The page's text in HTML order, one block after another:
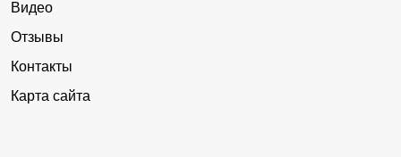
Видео
Отзывы
Контакты
Карта сайта